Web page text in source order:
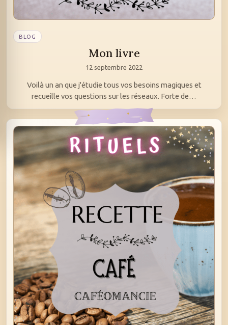
BLOG
Mon livre
12 septembre 2022
Voilà un an que j'étudie tous vos besoins magiques et
recueille vos questions sur les réseaux. Forte de…